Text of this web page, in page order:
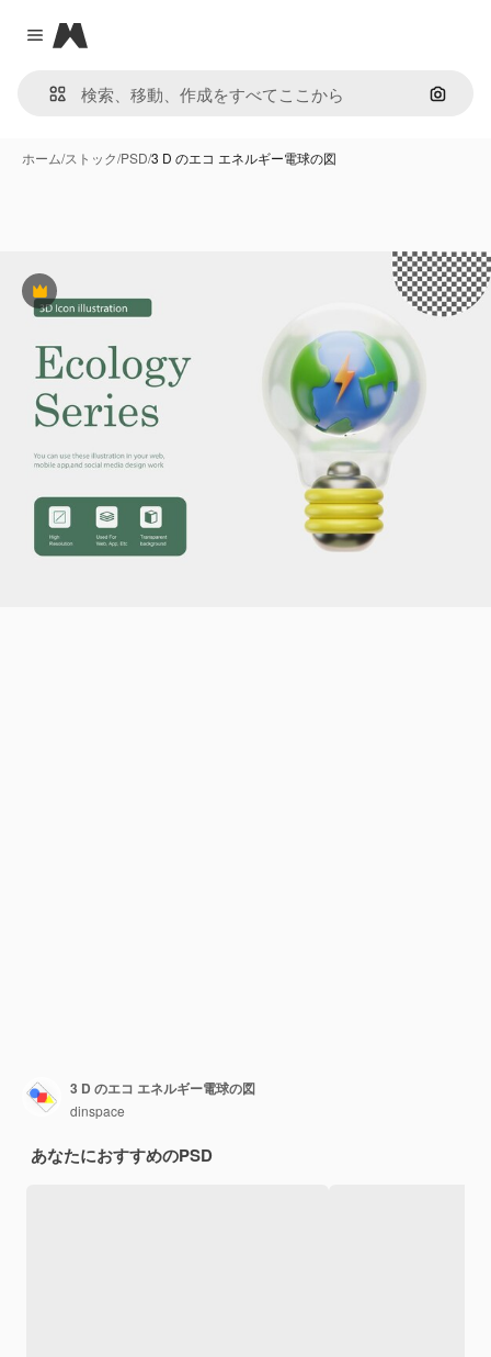
Close menu
Magnific
画像で
ホーム/ストック/PSD/3 D のエコ エネルギー電球の図
Premium
3 D のエコ エネルギー電球の図
dinspace
あなたにおすすめのPSD